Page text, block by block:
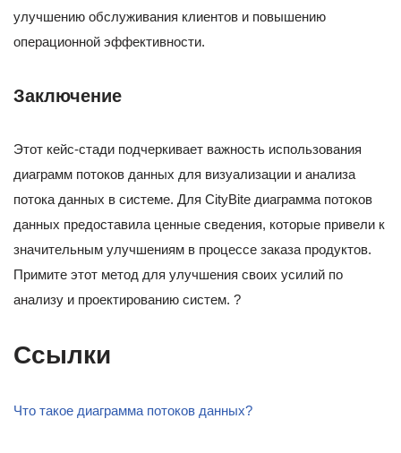
улучшению обслуживания клиентов и повышению
операционной эффективности.
Заключение
Этот кейс-стади подчеркивает важность использования
диаграмм потоков данных для визуализации и анализа
потока данных в системе. Для CityBite диаграмма потоков
данных предоставила ценные сведения, которые привели к
значительным улучшениям в процессе заказа продуктов.
Примите этот метод для улучшения своих усилий по
анализу и проектированию систем. ?
Ссылки
Что такое диаграмма потоков данных?